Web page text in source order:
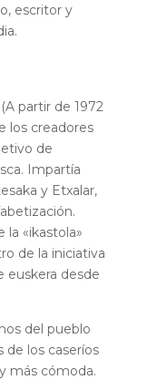
escritor y
partir de 1972
los creadores
de
Impartía
y Etxalar,
la «ikastola»
de la iniciativa
euskera desde
del pueblo
los caseríos
más cómoda.